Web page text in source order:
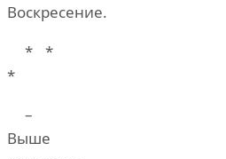
Воскресение.
* *
*
–
Выше